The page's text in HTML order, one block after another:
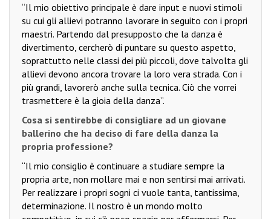
“Il mio obiettivo principale è dare input e nuovi stimoli
su cui gli allievi potranno lavorare in seguito con i propri
maestri. Partendo dal presupposto che la danza è
divertimento, cercherò di puntare su questo aspetto,
soprattutto nelle classi dei più piccoli, dove talvolta gli
allievi devono ancora trovare la loro vera strada. Con i
più grandi, lavorerò anche sulla tecnica. Ciò che vorrei
trasmettere è la gioia della danza”.
Cosa si sentirebbe di consigliare ad un giovane
ballerino che ha deciso di fare della danza la
propria professione?
“Il mio consiglio è continuare a studiare sempre la
propria arte, non mollare mai e non sentirsi mai arrivati.
Per realizzare i propri sogni ci vuole tanta, tantissima,
determinazione. Il nostro è un mondo molto